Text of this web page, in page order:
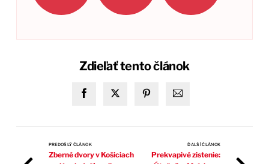
Zdieľať tento článok
PREDOŠLÝ ČLÁNOK
Zberné dvory v Košiciach
ĎALŠÍ ČLÁNOK
Prekvapivé zistenie: